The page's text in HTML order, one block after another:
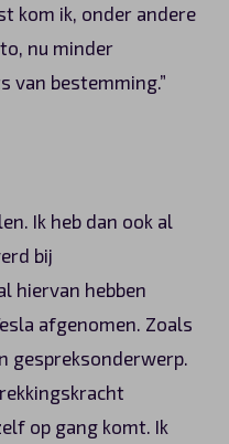
kom ik, onder andere
nu minder
van bestemming.”
Ik heb dan ook al
bij
hiervan hebben
afgenomen. Zoals
gespreksonderwerp.
op gang komt. Ik